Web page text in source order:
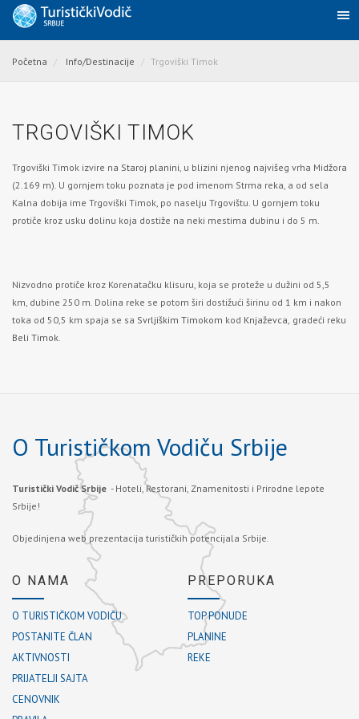
Početna Info/Destinacije Trgoviški Timok
TRGOVIŠKI TIMOK
Trgoviški Timok izvire na Staroj planini, u blizini njenog najvišeg vrha Midžora
(2.169 m). U gornjem toku poznata je pod imenom Strma reka, a od sela
Kalna dobija ime Trgoviški Timok, po naselju Trgovištu. U gornjem toku
protiče kroz usku dolinu koja dostiže na neki mestima dubinu i do 5 m.
Nizvodno protiče kroz Korenatačku klisuru, koja se proteže u dužini od 5,5
km, dubine 250 m. Dolina reke se potom širi dostižući širinu od 1 km i nakon
toka od 50,5 km spaja se sa Svrljiškim Timokom kod Knjaževca, gradeći reku
Beli Timok.
O Turističkom Vodiču Srbije
Turistički Vodič Srbije - Hoteli, Restorani, Znamenitosti i Prirodne lepote
Srbije!
Objedinjena web prezentacija turističkih potencijala Srbije.
O NAMA
O TURISTIČKOM VODIČU
POSTANITE ČLAN
AKTIVNOSTI
PRIJATELJI SAJTA
CENOVNIK
PREPORUKA
TOP PONUDE
PLANINE
REKE